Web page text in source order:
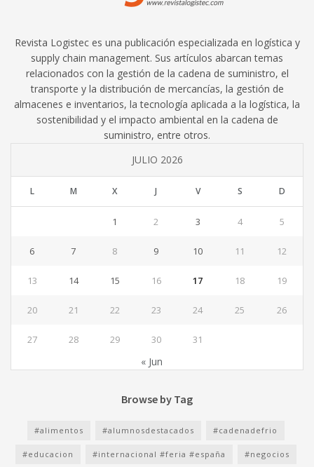
Revista Logistec es una publicación especializada en logística y
supply chain management. Sus artículos abarcan temas
relacionados con la gestión de la cadena de suministro, el
transporte y la distribución de mercancías, la gestión de
almacenes e inventarios, la tecnología aplicada a la logística, la
sostenibilidad y el impacto ambiental en la cadena de
suministro, entre otros.
JULIO 2026
L M X J V S D
1 2 3 4 5
6 7 8 9 10 11 12
13 14 15 16 17 18 19
20 21 22 23 24 25 26
27 28 29 30 31
« Jun
Browse by Tag
#alimentos #alumnosdestacados #cadenadefrio
#educacion #internacional #feria #españa #negocios